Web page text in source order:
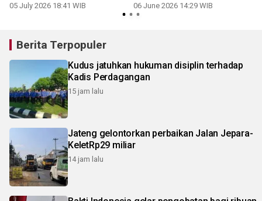
05 July 2026 18:41 WIB 06 June 2026 14:29 WIB
Berita Terpopuler
Kudus jatuhkan hukuman disiplin terhadap
Kadis Perdagangan
15 jam lalu
Jateng gelontorkan perbaikan Jalan Jepara-
KeletRp29 miliar
14 jam lalu